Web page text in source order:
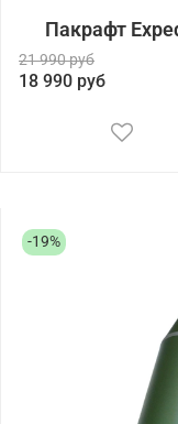
Пакрафт
21 990 руб
18 990 руб
-19%